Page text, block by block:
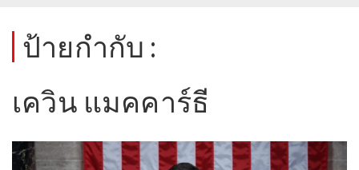
ป้ายกำกับ :
เควิน แมคคาร์ธี